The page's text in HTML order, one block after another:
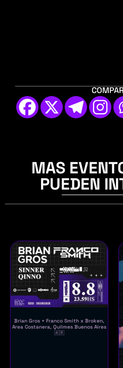
MAS
PUEDEN
Brian Gros + Franco Smith x Broken,
Area Costanera, Quilmes Buenos Aires
🇦🇷